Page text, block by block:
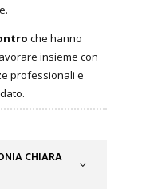
che hanno
insieme con
professionali e
CHIARA